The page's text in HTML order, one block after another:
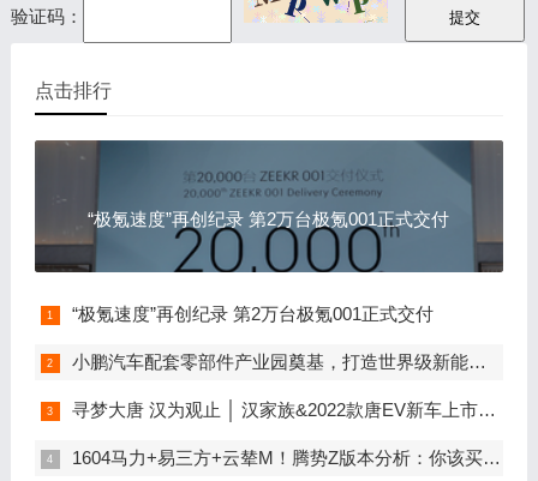
验证码：
点击排行
“极氪速度”再创纪录 第2万台极氪001正式交付
“极氪速度”再创纪录 第2万台极氪001正式交付
小鹏汽车配套零部件产业园奠基，打造世界级新能源智能汽车集群
寻梦大唐 汉为观止 │ 汉家族&2022款唐EV新车上市发布会，敬请期待！
1604马力+易三方+云辇M！腾势Z版本分析：你该买谁？